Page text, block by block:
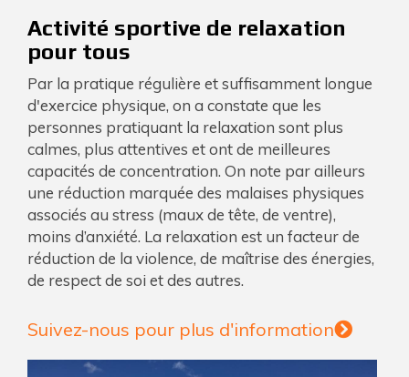
Activité sportive de relaxation
pour tous
Par la pratique régulière et suffisamment longue
d'exercice physique, on a constate que les
personnes pratiquant la relaxation sont plus
calmes, plus attentives et ont de meilleures
capacités de concentration. On note par ailleurs
une réduction marquée des malaises physiques
associés au stress (maux de tête, de ventre),
moins d’anxiété. La relaxation est un facteur de
réduction de la violence, de maîtrise des énergies,
de respect de soi et des autres.
Suivez-nous pour plus d'information